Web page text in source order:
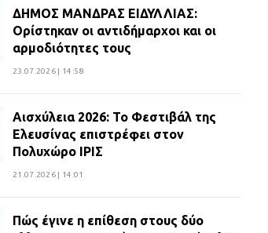
ΔΗΜΟΣ ΜΑΝΔΡΑΣ ΕΙΔΥΛΛΙΑΣ:
Ορίστηκαν οι αντιδήμαρχοι και οι
αρμοδιότητες τους
23.07.2026 | 14:58
Αισχύλεια 2026: Το Φεστιβάλ της
Ελευσίνας επιστρέφει στον
Πολυχώρο ΙΡΙΣ
21.07.2026 | 14:01
Πώς έγινε η επίθεση στους δύο